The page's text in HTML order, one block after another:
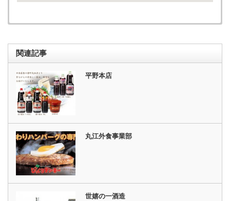
関連記事
平野本店
丸江外食事業部
世嬉の一酒造